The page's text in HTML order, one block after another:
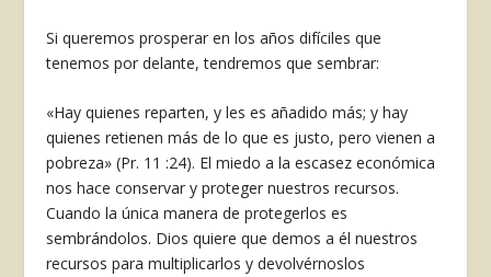
Si queremos prosperar en los años difíciles que
tenemos por delante, tendremos que sembrar:
«Hay quienes reparten, y les es añadido más; y hay
quienes retienen más de lo que es justo, pero vienen a
pobreza» (Pr. 11 :24). El miedo a la esca­sez económica
nos hace conservar y proteger nuestros recursos.
Cuando la única manera de prote­gerlos es
sembrándolos. Dios quiere que demos a él nuestros
recursos para multiplicarlos y devol­vérnoslos